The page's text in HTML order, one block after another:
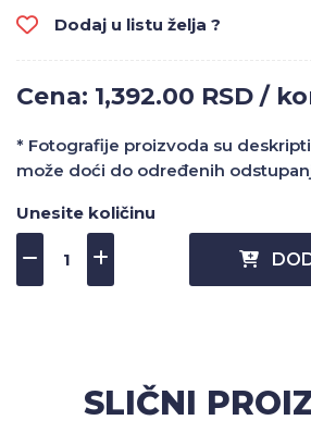
Dodaj u listu želja ?
Cena: 1,392.00 RSD /
* Fotografije proizvoda su
može doći do određenih
Unesite količinu
SLIČNI